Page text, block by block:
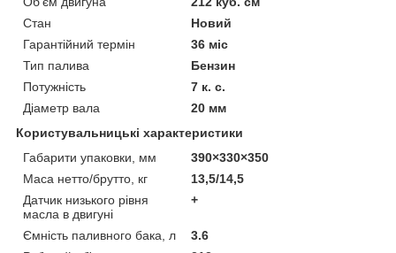
Стан
Новий
Гарантійний термін
36 міс
Тип палива
Бензин
Потужність
7 к. с.
Діаметр вала
20 мм
Користувальницькі характеристики
Габарити упаковки, мм
390×330×350
Маса нетто/брутто, кг
13,5/14,5
Датчик низького рівня
масла в двигуні
+
Ємність паливного бака, л
3.6